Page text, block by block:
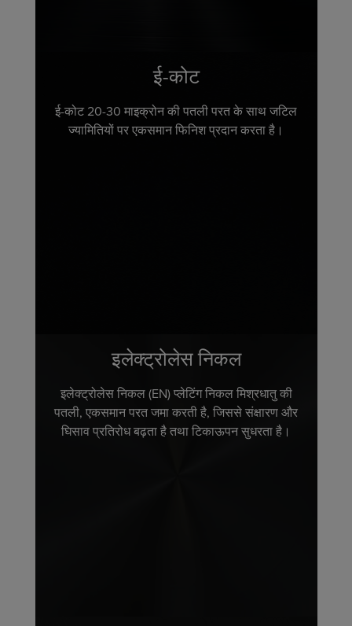
ई-कोट
ई-कोट 20-30 माइक्रोन की पतली परत के साथ जटिल
ज्यामितियों पर एकसमान फिनिश प्रदान करता है।
इलेक्ट्रोलेस निकल
इलेक्ट्रोलेस निकल (EN) प्लेटिंग निकल मिश्रधातु की
पतली, एकसमान परत जमा करती है, जिससे संक्षारण और
घिसाव प्रतिरोध बढ़ता है तथा टिकाऊपन सुधरता है।